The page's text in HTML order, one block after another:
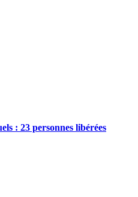
: 23 personnes libérées